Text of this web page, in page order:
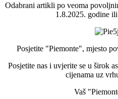
Odabrani artikli po veoma
1.8.2025. godine
Posjetite "Piemonte", mjesto
Posjetite nas i uvjerite se u širok
cijenama uz
Vaš